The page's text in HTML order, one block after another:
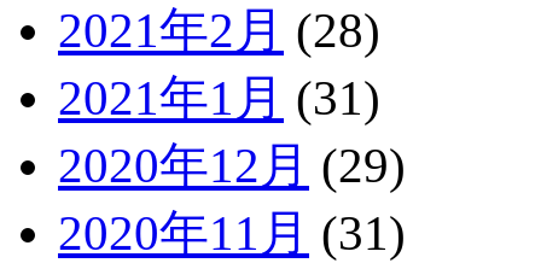
2021年2月 (28)
2021年1月 (31)
2020年12月 (29)
2020年11月 (31)